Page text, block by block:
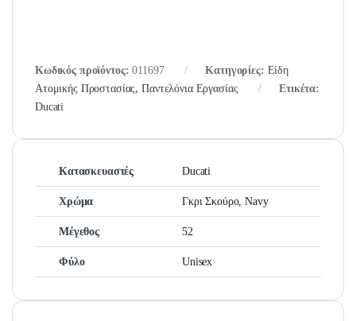
Κωδικός προϊόντος:011697 Κατηγορίες: Είδη
Ατομικής Προστασίας,Παντελόνια Εργασίας
Ετικέτα:
Ducati
Κατασκευαστές Ducati
Χρώμα Γκρι Σκούρο, Navy
Μέγεθος 52
Φύλο Unisex